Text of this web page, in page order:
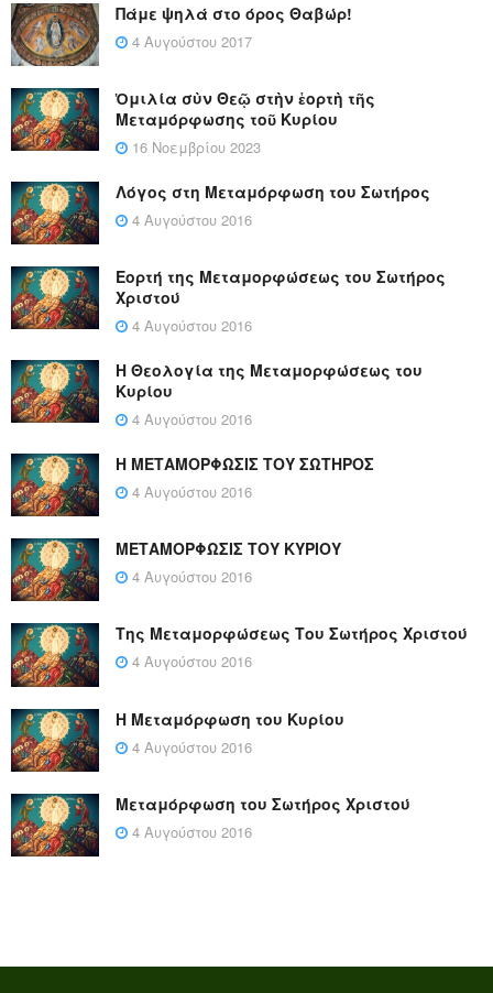
Πάμε ψηλά στο όρος Θαβώρ!
4 Αυγούστου 2017
Ὁμιλία σὺν Θεῷ στὴν ἑορτὴ τῆς
Μεταμόρφωσης τοῦ Κυρίου
16 Νοεμβρίου 2023
Λόγος στη Μεταμόρφωση του Σωτήρος
4 Αυγούστου 2016
Εορτή της Μεταμορφώσεως του Σωτήρος
Χριστού
4 Αυγούστου 2016
Η Θεολογία της Μεταμορφώσεως του
Κυρίου
4 Αυγούστου 2016
Η ΜΕΤΑΜΟΡΦΩΣΙΣ ΤΟΥ ΣΩΤΗΡΟΣ
4 Αυγούστου 2016
ΜΕΤΑΜΟΡΦΩΣΙΣ ΤΟΥ ΚΥΡΙΟΥ
4 Αυγούστου 2016
Της Μεταμορφώσεως Του Σωτήρος Χριστού
4 Αυγούστου 2016
Η Μεταμόρφωση του Κυρίου
4 Αυγούστου 2016
Μεταμόρφωση του Σωτήρος Χριστού
4 Αυγούστου 2016